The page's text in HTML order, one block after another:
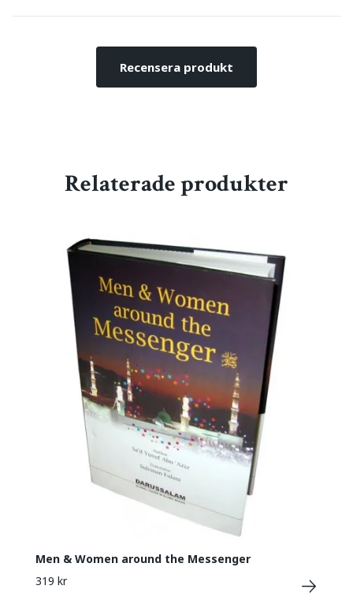
Recensera produkt
Relaterade produkter
Men & Women around the Messenger
319 kr